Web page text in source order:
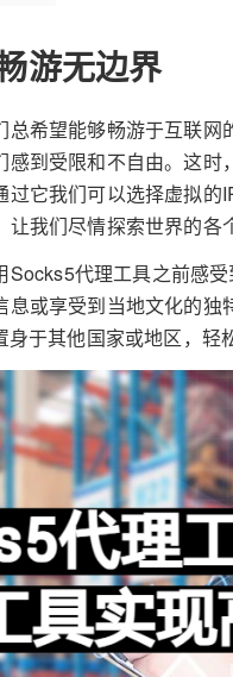
游无边界
希望能够畅游于互联
感到受限和不自由。这
过它我们可以选择虚拟
我们尽情探索世界的各
Socks5代理工具之前感
息或享受到当地文化的
于其他国家或地区，轻